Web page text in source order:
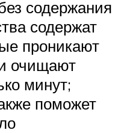
содержания
содержат
проникают
очищают
минут;
поможет